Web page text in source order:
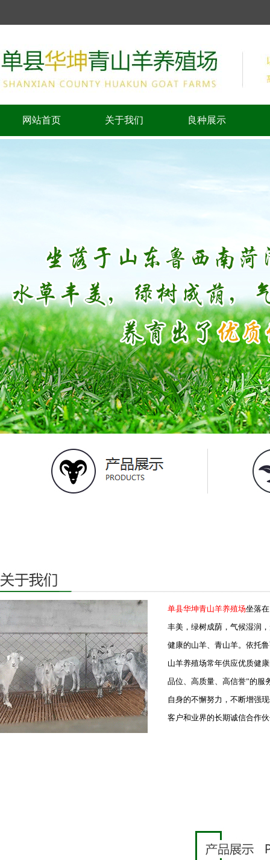
网站首页 关于我们 良种展示
单县华坤青山羊养殖场坐落
丰美，绿树成荫，气候湿润
健康的山羊、青山羊。依托
山羊养殖场常年供应优质健
品位、高质量、高信誉”的服
自身的不懈努力，不断增强
客户和业界的长期诚信合作伙